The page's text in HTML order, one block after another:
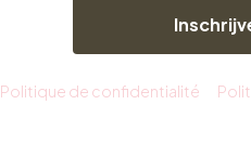
Politique de confidentialité